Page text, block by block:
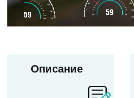
Описание